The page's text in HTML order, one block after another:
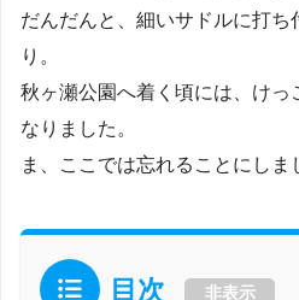
だんだんと、細いサドルに打ち
り。
秋ヶ瀬公園へ着く頃には、けっ
なりました。
ま、ここでは忘れることにしま
目次 非表示